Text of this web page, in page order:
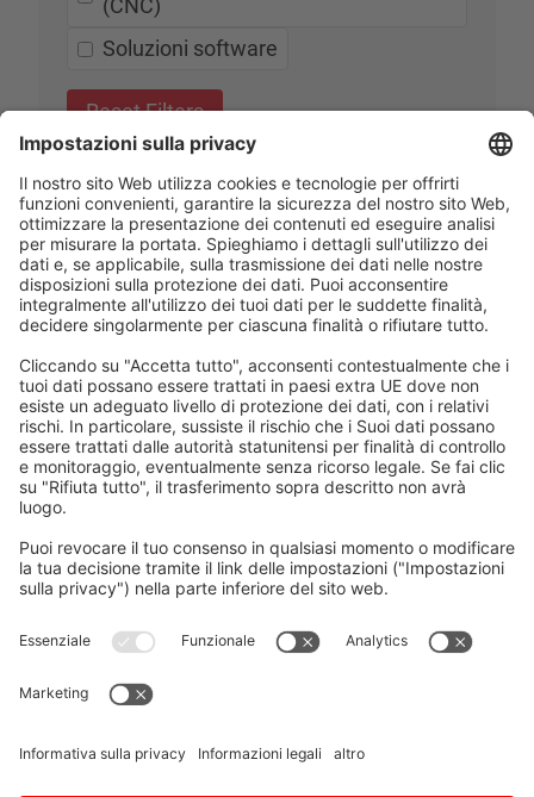
(CNC)
Soluzioni software
Reset Filters
Controllo numerico
computerizzato (CNC)
//Controllo numerico
computerizzato (CNC)
M800/M80/E80/C80
– Guida alla
selezione delle
specifiche